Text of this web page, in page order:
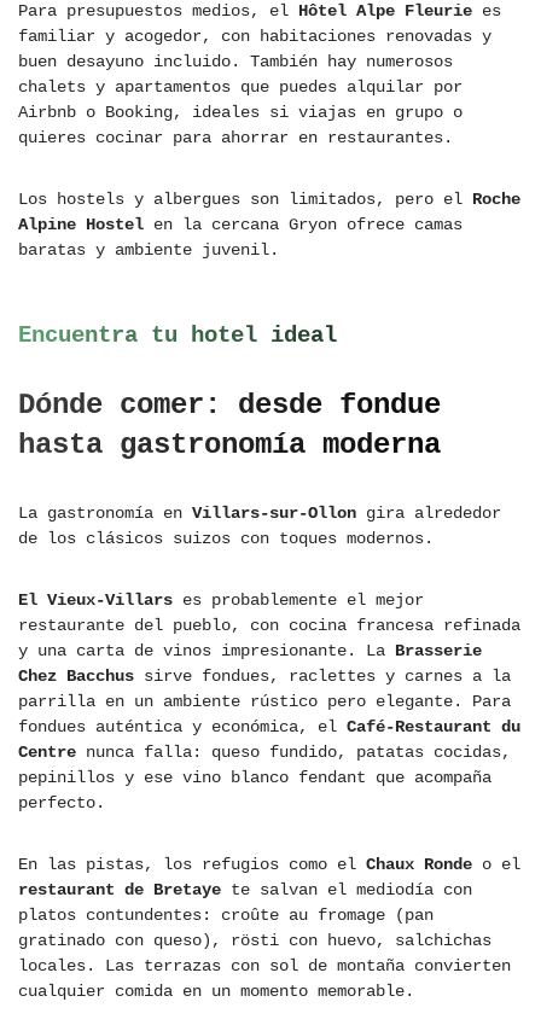
Para presupuestos medios, el Hôtel Alpe Fleurie es
familiar y acogedor, con habitaciones renovadas y
buen desayuno incluido. También hay numerosos
chalets y apartamentos que puedes alquilar por
Airbnb o Booking, ideales si viajas en grupo o
quieres cocinar para ahorrar en restaurantes.
Los hostels y albergues son limitados, pero el Roche
Alpine Hostel en la cercana Gryon ofrece camas
baratas y ambiente juvenil.
Encuentra tu hotel ideal
Dónde comer: desde fondue
hasta gastronomía moderna
La gastronomía en Villars-sur-Ollon gira alrededor
de los clásicos suizos con toques modernos.
El Vieux-Villars es probablemente el mejor
restaurante del pueblo, con cocina francesa refinada
y una carta de vinos impresionante. La Brasserie
Chez Bacchus sirve fondues, raclettes y carnes a la
parrilla en un ambiente rústico pero elegante. Para
fondues auténtica y económica, el Café-Restaurant du
Centre nunca falla: queso fundido, patatas cocidas,
pepinillos y ese vino blanco fendant que acompaña
perfecto.
En las pistas, los refugios como el Chaux Ronde o el
restaurant de Bretaye te salvan el mediodía con
platos contundentes: croûte au fromage (pan
gratinado con queso), rösti con huevo, salchichas
locales. Las terrazas con sol de montaña convierten
cualquier comida en un momento memorable.